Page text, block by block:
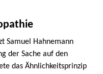
Samuel Hahnemann
der Sache auf den
das Ähnlichkeitsprinzip